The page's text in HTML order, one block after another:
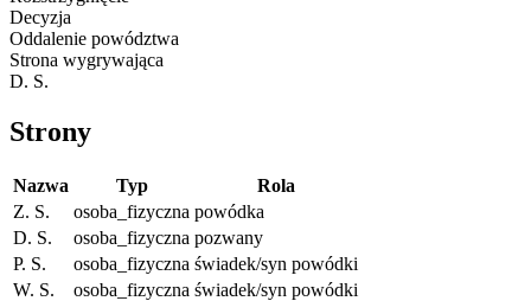
Decyzja
Oddalenie powództwa
Strona wygrywająca
D. S.
Strony
Nazwa Typ
Rola
Z. S.
osoba_fizyczna powódka
D. S.
osoba_fizyczna pozwany
P. S.
osoba_fizyczna świadek/syn powódki
W. S.
osoba_fizyczna świadek/syn powódki